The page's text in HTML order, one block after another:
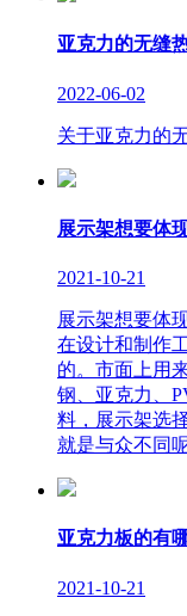
亚克力的无缝
2022-06-02
关于亚克力的
展示架想要体
2021-10-21
展示架想要体
在设计和制作
的。市面上用
钢、亚克力、
料，展示架选
就是与众不同
亚克力板的有
2021-10-21